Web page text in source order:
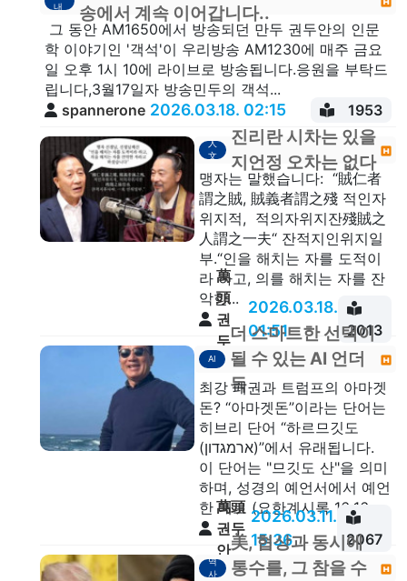
내
송에서 계속 이어갑니다..
그 동안 AM1650에서 방송되던 만두 권두안의 인문
학 이야기인 '객석'이 우리방송 AM1230에 매주 금요
일 오후 1시 10에 라이브로 방송됩니다.응원을 부탁드
립니다,3월17일자 방송민두의 객석...
spannerone 2026.03.18. 02:15 1953
人
文
진리란 시차는 있을
지언정 오차는 없다
맹자는 말했습니다: “賊仁者
謂之賊, 賊義者謂之殘 적인자
위지적, 적의자위지잔殘賊之
人謂之一夫“ 잔적지인위지일
부.“인을 해치는 자를 도적이
라 하고, 의를 해치는 자를 잔
악한...
萬
頭
권
두
안
2026.03.18.
01:51
2013
AI
더 스마트한 선택이
될 수 있는 AI 언더
독
최강 패권과 트럼프의 아마겟
돈? “아마겟돈”이라는 단어는
히브리 단어 “하르므깃도
(ארמגדון)”에서 유래됩니다.
이 단어는 "므깃도 산"을 의미
하며, 성경의 예언서에서 예언
한 대로 (요한계시록 16:16...
萬頭
권두
안
2026.03.11.
15:36
2067
역
사
美, 협상과 동시에
통수를, 그 참을 수